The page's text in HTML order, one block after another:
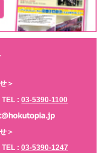
＞
TEL :03-5390-1100
＞
TEL : 03-5390-1247